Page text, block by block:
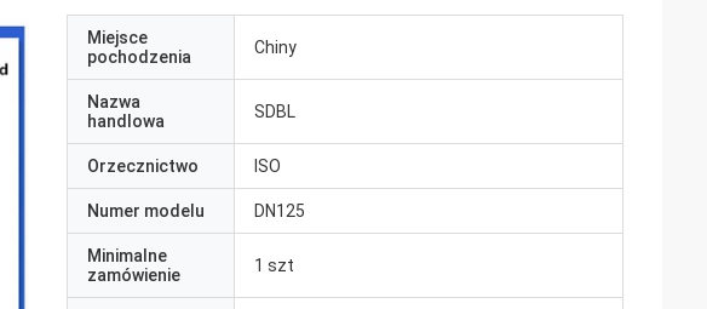
Miejsce
pochodzenia
Chiny
Nazwa
handlowa
SDBL
Orzecznictwo ISO
Numer modelu DN125
Minimalne
zamówienie
1 szt